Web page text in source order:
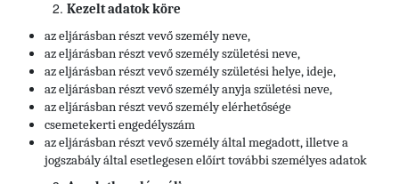
Kezelt adatok köre
az eljárásban részt vevő személy neve,
az eljárásban részt vevő személy születési neve,
az eljárásban részt vevő személy születési helye, ideje,
az eljárásban részt vevő személy anyja születési neve,
az eljárásban részt vevő személy elérhetősége
csemetekerti engedélyszám
az eljárásban részt vevő személy által megadott, illetve a
jogszabály által esetlegesen előírt további személyes adatok